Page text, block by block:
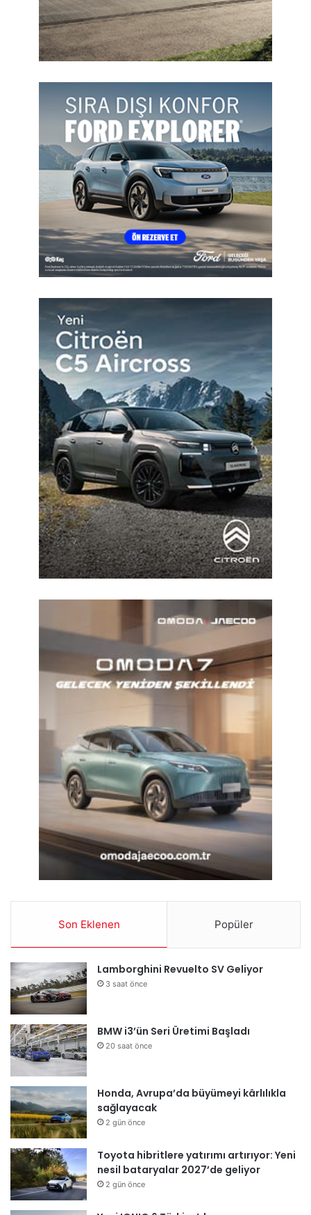
Son Eklenen Popüler
Lamborghini Revuelto SV Geliyor
3 saat önce
BMW i3’ün Seri Üretimi Başladı
20 saat önce
Honda, Avrupa’da büyümeyi kârlılıkla
sağlayacak
2 gün önce
Toyota hibritlere yatırımı artırıyor: Yeni
nesil bataryalar 2027’de geliyor
2 gün önce